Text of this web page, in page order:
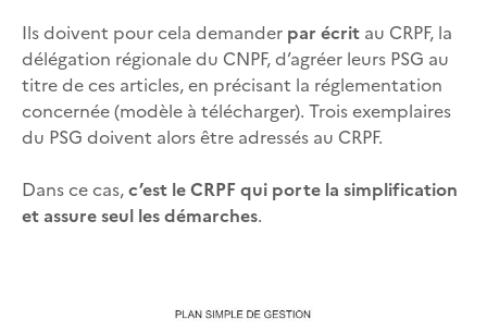
Ils doivent pour cela demander par écrit au CRPF, la
délégation régionale du CNPF, d’agréer leurs PSG au
titre de ces articles, en précisant la réglementation
concernée (modèle à télécharger). Trois exemplaires
du PSG doivent alors être adressés au CRPF.
Dans ce cas,c’est le CRPF qui porte la simplification
et assure seul les démarches.